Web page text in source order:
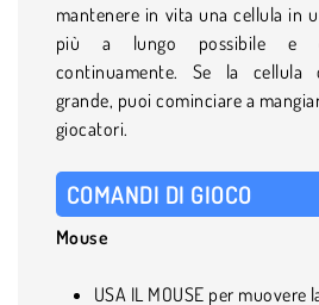
mantenere in vita una cellula in
più a lungo possibile e
continuamente. Se la cellula
grande, puoi cominciare a
giocatori.
COMANDI DI GIOCO
Mouse
USA IL MOUSE per muovere